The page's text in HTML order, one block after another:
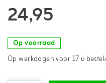
24,95
Op voorraad
Op werkdagen voor 17 u